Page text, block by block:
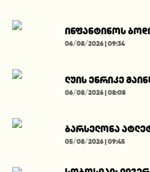
ინფანტინოს
06/08/2026 | 09:34
ლუის ენრიკე
06/08/2026 | 08:08
ბარსელონა
05/08/2026 | 09:45